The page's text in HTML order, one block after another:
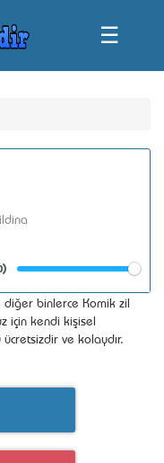
☰
Volume
diğer binlerce Komik zil
için kendi kişisel
ve kolaydır.